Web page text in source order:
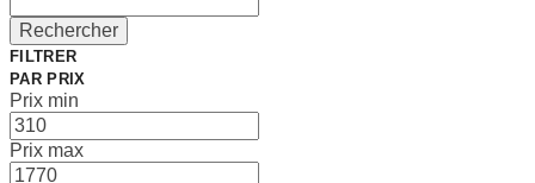
Rechercher
FILTRER
PAR PRIX
Prix min
Prix max